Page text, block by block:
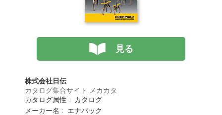
見る
株式会社日伝
カタログ集合サイト メカカタ
カタログ属性 : カタログ
メーカー名 : エナパック